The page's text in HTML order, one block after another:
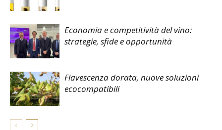
Economia e competitività del vino:
strategie, sfide e opportunità
Flavescenza dorata, nuove soluzioni
ecocompatibili